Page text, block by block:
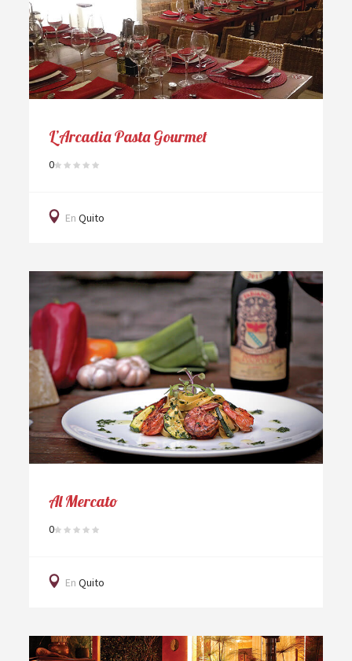
L’Arcadia Pasta Gourmet
0
En Quito
Al Mercato
0
En Quito